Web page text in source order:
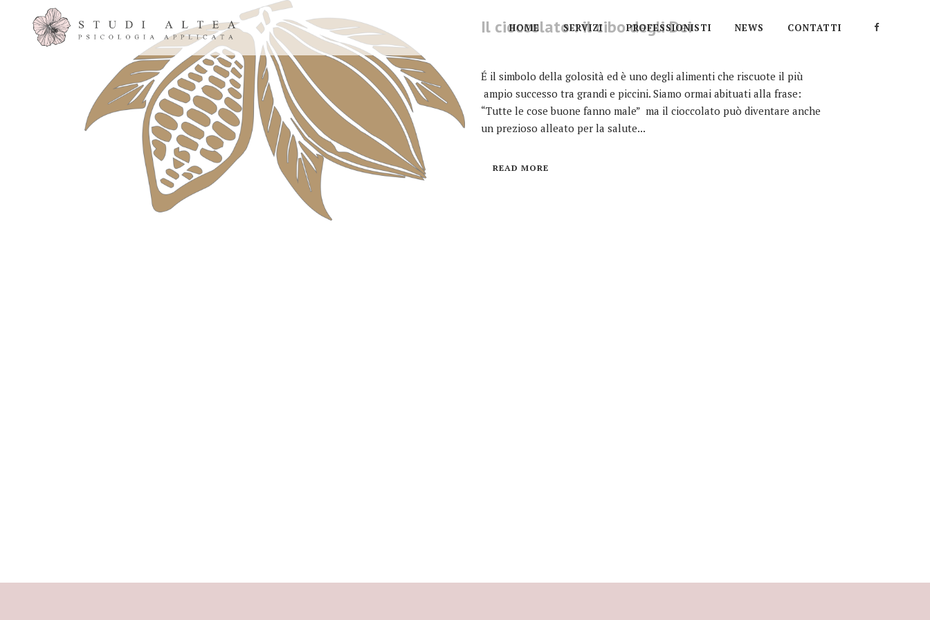
HOME SERVIZI PROFESSIONISTI NEWS CONTATTI
Il cioccolato : il cibo degli Dei
É il simbolo della golosità ed è uno degli alimenti che riscuote il più
ampio successo tra grandi e piccini. Siamo ormai abituati alla frase:
“Tutte le cose buone fanno male” ma il cioccolato può diventare anche
un prezioso alleato per la salute...
READ MORE